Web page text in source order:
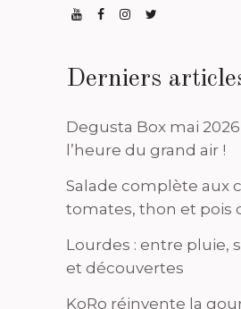
Derniers
Degusta Box mai 2026
l’heure du grand air !
Salade complète aux
tomates, thon et pois
Lourdes : entre pluie,
et découvertes
KoRo réinvente la